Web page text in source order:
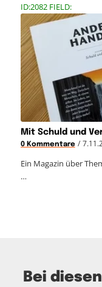
ID:2082 FIELD:
Mit Schuld und
0 Kommentare /
Ein Magazin über
…
Bei